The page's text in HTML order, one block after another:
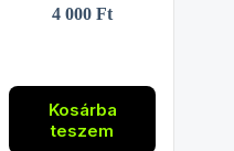
4 000Ft
Kosárba
teszem